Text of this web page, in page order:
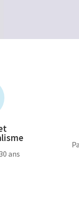
ans